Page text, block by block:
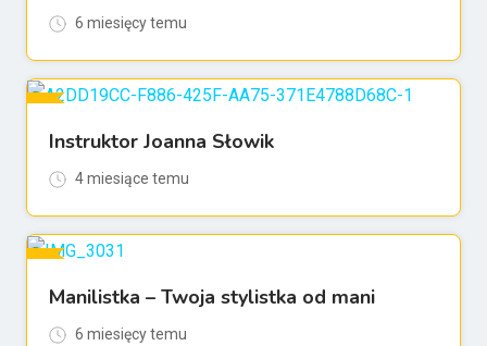
6 miesięcy temu
For Znajdź szkoleniowca
Instruktor Joanna Słowik
4 miesiące temu
For Gabinety
Manilistka – Twoja stylistka od mani
6 miesięcy temu